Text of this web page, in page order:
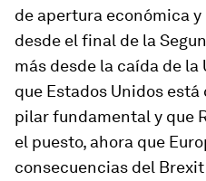
de apertura económica
desde el final de la
más desde la caída de
que Estados Unidos
pilar fundamental y que
el puesto, ahora que
consecuencias del